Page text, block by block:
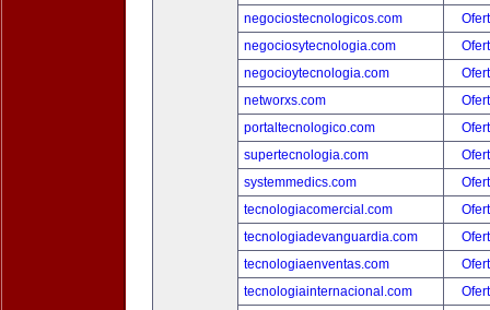
negociostecnologicos.com
negociosytecnologia.com
negocioytecnologia.com
networxs.com
portaltecnologico.com
supertecnologia.com
systemmedics.com
tecnologiacomercial.com
tecnologiadevanguardia.com
tecnologiaenventas.com
tecnologiainternacional.com